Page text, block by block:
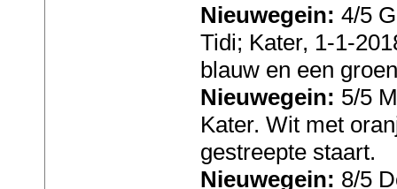
Nieuwegein: 4/5
Tidi; Kater, 1-1-
blauw en een
Nieuwegein: 5/5
Kater. Wit met
gestreepte staart.
Nieuwegein: 8/5